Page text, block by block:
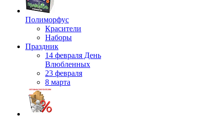
Полиморфус
Красители
Наборы
Праздник
14 февраля День
Влюбленных
23 февраля
8 марта